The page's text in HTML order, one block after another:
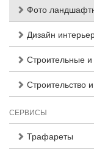
Фото
Дизайн
Строительные
Строительство
СЕРВИСЫ
Трафареты